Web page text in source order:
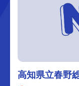
高知県立春野